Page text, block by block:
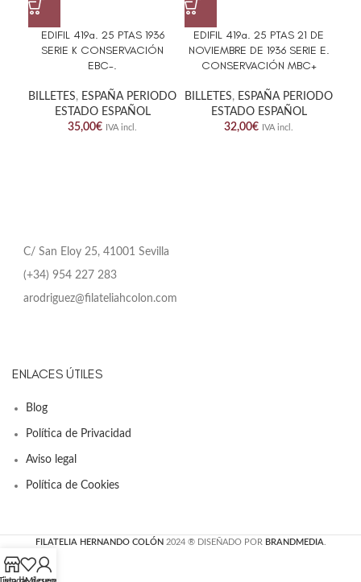
EDIFIL 419a. 25 PTAS 1936
SERIE K CONSERVACIÓN
EBC-.
BILLETES, ESPAÑA PERIODO
ESTADO ESPAÑOL
35,00€ IVA incl.
EDIFIL 419a. 25 PTAS 21 DE
NOVIEMBRE DE 1936 SERIE E.
CONSERVACIÓN MBC+
BILLETES, ESPAÑA PERIODO
ESTADO ESPAÑOL
32,00€ IVA incl.
C/ San Eloy 25, 41001 Sevilla
(+34) 954 227 283
arodriguez@filateliahcolon.com
ENLACES ÚTILES
Blog
Política de Privacidad
Aviso legal
Política de Cookies
FILATELIA HERNANDO COLÓN 2024 ® DISEÑADO POR BRANDMEDIA.